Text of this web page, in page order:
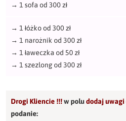
→ 1 sofa od 300 zł
→ 1 łóżko od 300 zł
→ 1 narożnik od 300 zł
→ 1 ławeczka od 50 zł
→ 1 szezlong od 300 zł
Drogi Kliencie !!!w poludodaj
podanie: